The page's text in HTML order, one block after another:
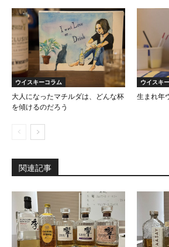
ウイスキーコラム
大人になったマチルダは、どんな杯
を傾けるのだろう
ウイスキ
生まれ年
関連記事